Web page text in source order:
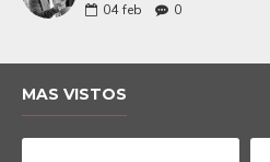
04 feb 0
MAS VISTOS